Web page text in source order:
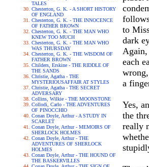
TALES
Chesterton, G. K. - A SHORT HISTORY
OF ENGLAND
Chesterton, G. K. - THE INNOCENCE
OF FATHER BROWN
Chesterton, G. K. - THE MAN WHO
KNEW TOO MUCH
Chesterton, G. K. - THE MAN WHO
WAS THURSDAY
Chesterton, G. K. - THE WISDOM OF
FATHER BROWN
Childers, Erskine - THE RIDDLE OF
THE SANDS
Christie, Agatha - THE
MYSTERIOUSAFFAIR AT STYLES
Christie, Agatha - THE SECRET
ADVERSARY
Collins, Wilkie - THE MOONSTONE
Collodi, Carlo - THE ADVENTURES
OF PINOCCHIO
Conan Doyle, Arthur - A STUDY IN
SCARLET
Conan Doyle, Arthur - MEMOIRS OF
SHERLOCK HOLMES
Conan Doyle, Arthur - THE
ADVENTURES OF SHERLOCK
HOLMES
Conan Doyle, Arthur - THE HOUND OF
THE BASKERVILLES
to
dark
Again,
each
a
Yes,
the
really